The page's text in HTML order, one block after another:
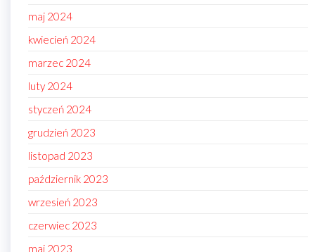
maj 2024
kwiecień 2024
marzec 2024
luty 2024
styczeń 2024
grudzień 2023
listopad 2023
październik 2023
wrzesień 2023
czerwiec 2023
maj 2023